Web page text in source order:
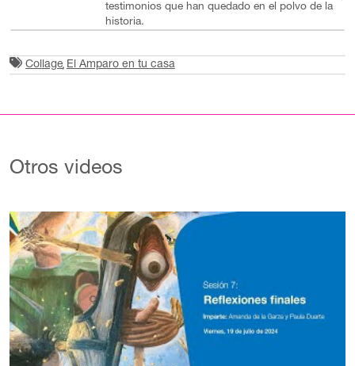
testimonios que han quedado en el polvo de la
historia.
Collage El Amparo en tu casa
Otros videos